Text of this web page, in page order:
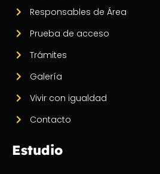
Responsables de Área
Prueba de acceso
Trámites
Galería
Vivir con igualdad
Contacto
Estudio